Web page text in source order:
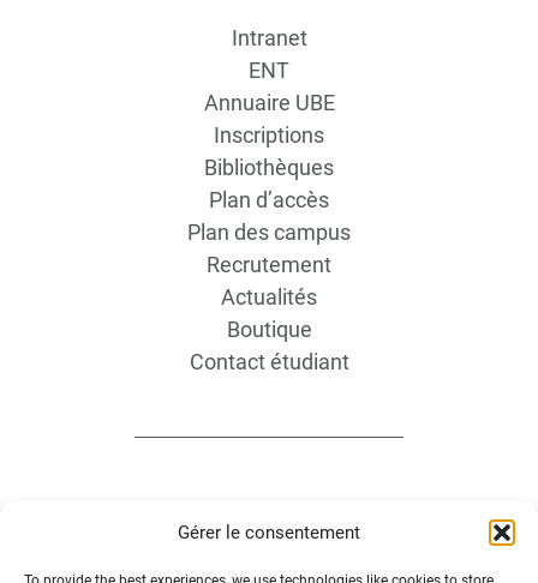
Gérer le consentement
Intranet
ENT
Annuaire UBE
Inscriptions
Bibliothèques
Plan d’accès
Plan des campus
Recrutement
Actualités
Boutique
Contact étudiant
INFORMATIONS LÉGALES